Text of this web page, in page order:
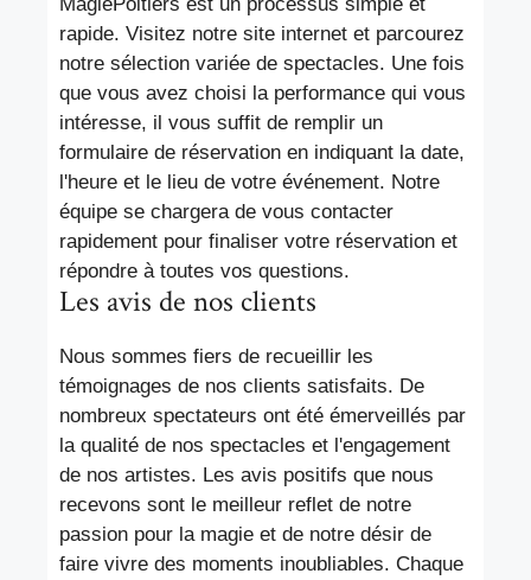
rapide. Visitez notre site internet et parcourez
notre sélection variée de spectacles. Une fois
que vous avez choisi la performance qui vous
intéresse, il vous suffit de remplir un
formulaire de réservation en indiquant la date,
l'heure et le lieu de votre événement. Notre
équipe se chargera de vous contacter
rapidement pour finaliser votre réservation et
répondre à toutes vos questions.
Les avis de nos clients
Nous sommes fiers de recueillir les
témoignages de nos clients satisfaits. De
nombreux spectateurs ont été émerveillés par
la qualité de nos spectacles et l'engagement
de nos artistes. Les avis positifs que nous
recevons sont le meilleur reflet de notre
passion pour la magie et de notre désir de
faire vivre des moments inoubliables. Chaque